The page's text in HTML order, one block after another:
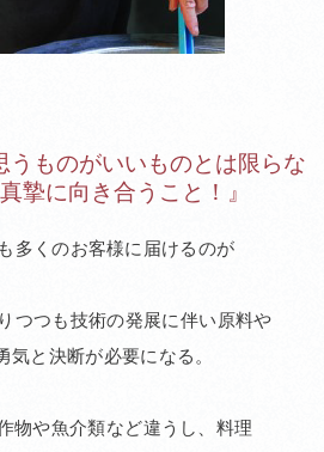
うものがいいものとは限らな
摯に向き合うこと！』
多くのお客様に 届ける のが
つつも 技術の発展に 伴い 原料や
気と 決断が必要に なる。
物や魚介類など違うし、 料理